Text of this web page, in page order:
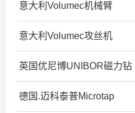
意大利Volumec机械臂
意大利Volumec攻丝机
英国优尼博UNIBOR磁力钻
德国.迈科泰普Microtap